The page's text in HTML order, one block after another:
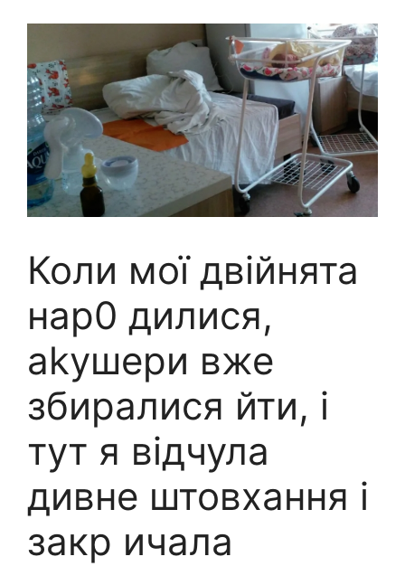
Коли мої двійнята
нар0 дилися,
аkyшери вже
збиралися йти, і
тут я відчула
дивне штовхання і
закp ичала